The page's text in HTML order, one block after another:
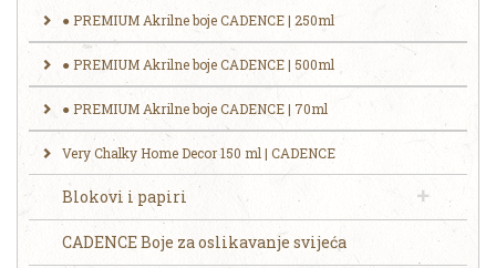
● PREMIUM Akrilne boje CADENCE | 250ml
​● ‎‎PREMIUM Akrilne boje CADENCE | 500ml
● PREMIUM Akrilne boje CADENCE | 70ml
Very Chalky Home Decor 150 ml | CADENCE
Blokovi i papiri
CADENCE Boje za oslikavanje svijeća